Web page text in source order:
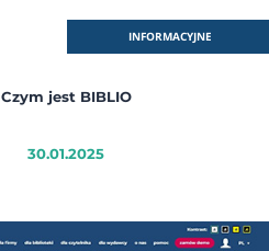
INFORMACYJNE
Czym jest BIBLIO
30.01.2025